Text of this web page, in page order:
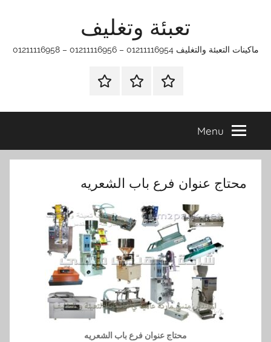
تعبئة وتغليف
ماكينات التعبئة والتغليف 01211116954 – 01211116956 – 01211116958
الرئيسيةماكينات
وتغليف
اتـصـل
في
التي
Menu
محتاج عنوان فرع باب الشعريه
محتاج عنوان فرع باب الشعريه